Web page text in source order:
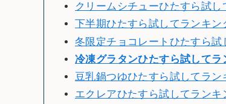
クリームシチューひたすら試し
下半期ひたすら試してランキン
冬限定チョコレートひたすら試
冷凍グラタンひたすら試してラ
豆乳鍋つゆひたすら試してラン
エクレアひたすら試してランキ